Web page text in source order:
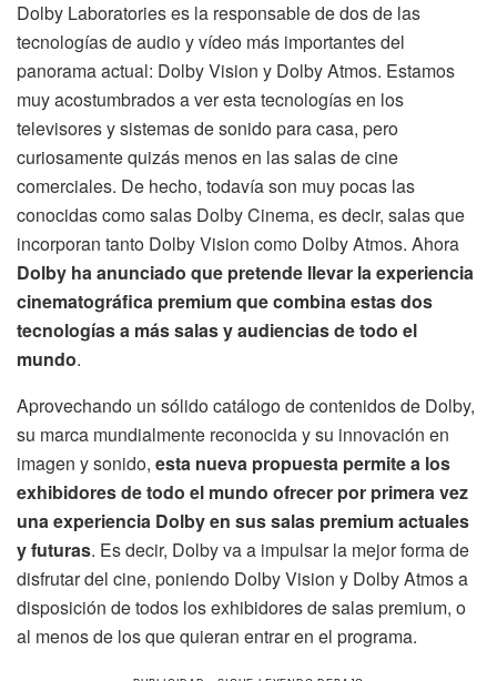
Dolby Laboratories es la responsable de dos de las
tecnologías de audio y vídeo más importantes del
panorama actual: Dolby Vision y Dolby Atmos. Estamos
muy acostumbrados a ver esta tecnologías en los
televisores y sistemas de sonido para casa, pero
curiosamente quizás menos en las salas de cine
comerciales. De hecho, todavía son muy pocas las
conocidas como salas Dolby Cinema, es decir, salas que
incorporan tanto Dolby Vision como Dolby Atmos. Ahora
Dolby ha anunciado que pretende llevar la experiencia
cinematográfica premium que combina estas dos
tecnologías a más salas y audiencias de todo el
mundo.
Aprovechando un sólido catálogo de contenidos de Dolby,
su marca mundialmente reconocida y su innovación en
imagen y sonido, esta nueva propuesta permite a los
exhibidores de todo el mundo ofrecer por primera vez
una experiencia Dolby en sus salas premium actuales
y futuras. Es decir, Dolby va a impulsar la mejor forma de
disfrutar del cine, poniendo Dolby Vision y Dolby Atmos a
disposición de todos los exhibidores de salas premium, o
al menos de los que quieran entrar en el programa.